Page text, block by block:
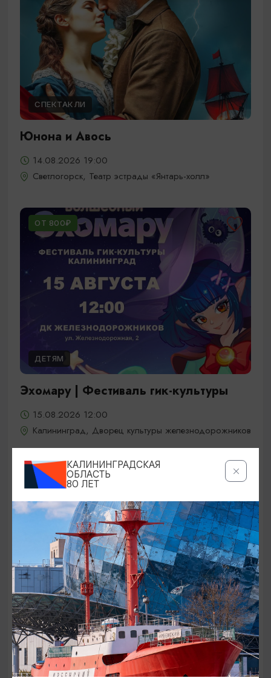
СПЕКТАКЛИ
Юнона и Авось
14.08.2026 19:00
Светлогорск, Театр эстрады «Янтарь-холл»
ОТ 800₽
ДЕТЯМ
Эхомару | Фестиваль гик-культуры
15.08.2026 12:00
Калининград, Дворец культуры железнодорожников
ОТ 5000₽
КОНЦЕРТЫ
Jony / Джони
15.08.2026 19:00
КАЛИНИНГРАДСКАЯ
ОБЛАСТЬ
80 ЛЕТ